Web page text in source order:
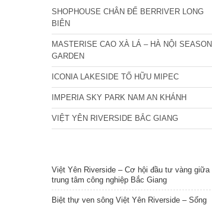
SHOPHOUSE CHÂN ĐẾ BERRIVER LONG
BIÊN
MASTERISE CAO XÀ LÁ – HÀ NỘI SEASON
GARDEN
ICONIA LAKESIDE TỐ HỮU MIPEC
IMPERIA SKY PARK NAM AN KHÁNH
VIỆT YÊN RIVERSIDE BẮC GIANG
Việt Yên Riverside – Cơ hội đầu tư vàng giữa
trung tâm công nghiệp Bắc Giang
Biệt thự ven sông Việt Yên Riverside – Sống